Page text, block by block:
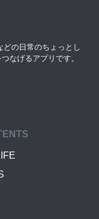
の日常のちょっとし
なげるアプリです。